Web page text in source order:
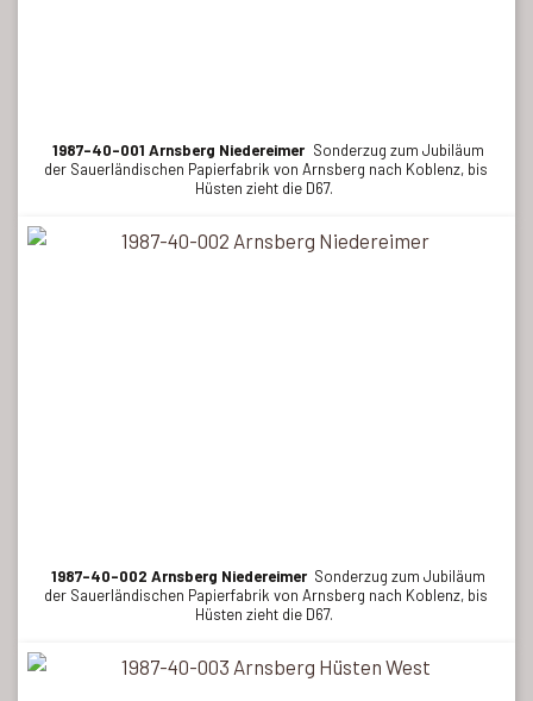
1987-40-001 Arnsberg Niedereimer Sonderzug zum Jubiläum
der Sauerländischen Papierfabrik von Arnsberg nach Koblenz, bis
Hüsten zieht die D67.
1987-40-002 Arnsberg Niedereimer Sonderzug zum Jubiläum
der Sauerländischen Papierfabrik von Arnsberg nach Koblenz, bis
Hüsten zieht die D67.